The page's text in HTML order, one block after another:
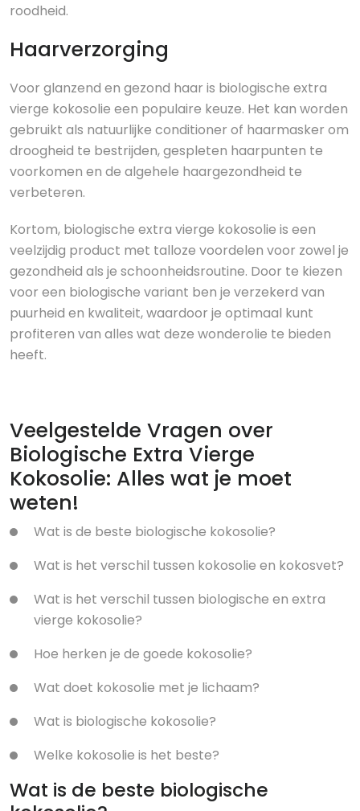
roodheid.
Haarverzorging
Voor glanzend en gezond haar is biologische extra
vierge kokosolie een populaire keuze. Het kan worden
gebruikt als natuurlijke conditioner of haarmasker om
droogheid te bestrijden, gespleten haarpunten te
voorkomen en de algehele haargezondheid te
verbeteren.
Kortom, biologische extra vierge kokosolie is een
veelzijdig product met talloze voordelen voor zowel je
gezondheid als je schoonheidsroutine. Door te kiezen
voor een biologische variant ben je verzekerd van
puurheid en kwaliteit, waardoor je optimaal kunt
profiteren van alles wat deze wonderolie te bieden
heeft.
Veelgestelde Vragen over
Biologische Extra Vierge
Kokosolie: Alles wat je moet
weten!
Wat is de beste biologische kokosolie?
Wat is het verschil tussen kokosolie en kokosvet?
Wat is het verschil tussen biologische en extra
vierge kokosolie?
Hoe herken je de goede kokosolie?
Wat doet kokosolie met je lichaam?
Wat is biologische kokosolie?
Welke kokosolie is het beste?
Wat is de beste biologische